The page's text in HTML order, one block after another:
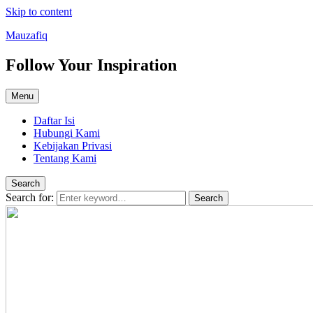
Skip to content
Mauzafiq
Follow Your Inspiration
Menu
Daftar Isi
Hubungi Kami
Kebijakan Privasi
Tentang Kami
Search
Search for: Search